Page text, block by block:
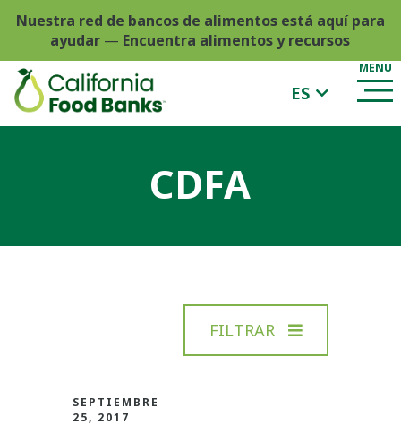
Nuestra red de bancos de alimentos está aquí para
ayudar — Encuentra alimentos y recursos
ES
CDFA
FILTRAR
SEPTIEMBRE
25, 2017